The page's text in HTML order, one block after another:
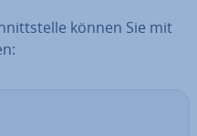
können Sie mit